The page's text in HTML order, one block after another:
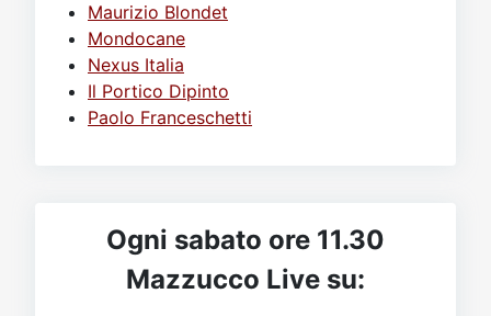
Maurizio Blondet
Mondocane
Nexus Italia
Il Portico Dipinto
Paolo Franceschetti
Ogni sabato ore 11.30
Mazzucco Live su: